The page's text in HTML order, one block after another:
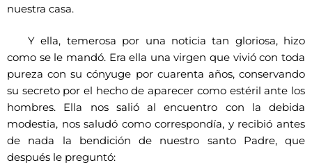
nuestra casa.
Y ella, temerosa por una noticia tan gloriosa, hizo
como se le mandó. Era ella una virgen que vivió con toda
pureza con su cónyuge por cuarenta años, conservando
su secreto por el hecho de aparecer como estéril ante los
hombres. Ella nos salió al encuentro con la debida
modestia, nos saludó como correspondía, y recibió antes
de nada la bendición de nuestro santo Padre, que
después le preguntó: